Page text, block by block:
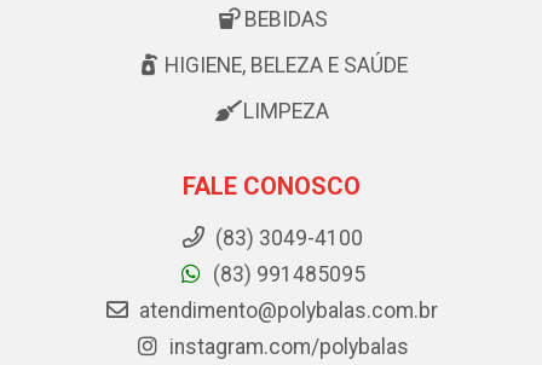
BEBIDAS
HIGIENE, BELEZA E SAÚDE
LIMPEZA
FALE CONOSCO
(83) 3049-4100
(83) 991485095
atendimento@polybalas.com.br
instagram.com/polybalas